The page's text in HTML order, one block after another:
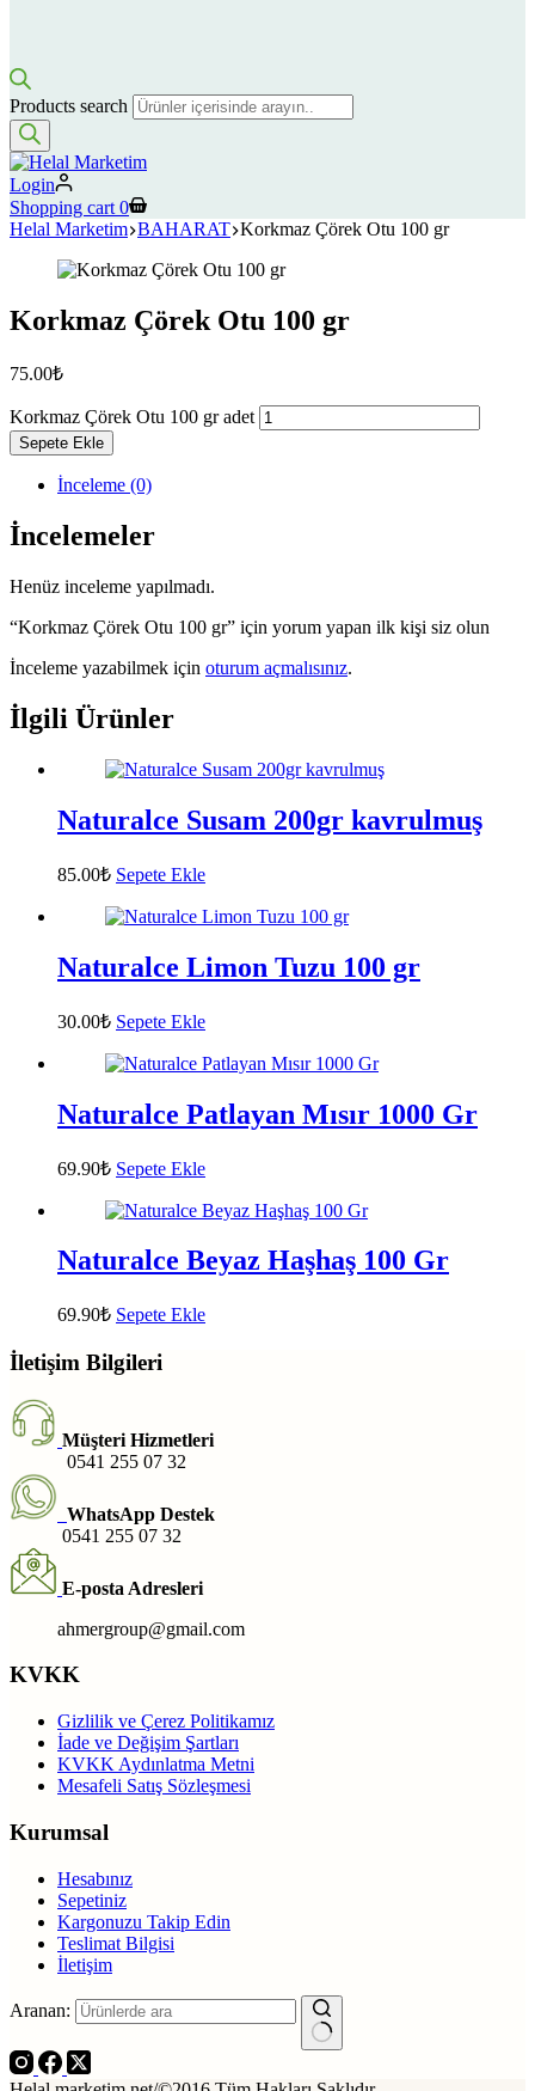
Products search
Login
Shopping cart 0
Helal Marketim BAHARAT Korkmaz Çörek Otu 100 gr
Korkmaz Çörek Otu 100 gr
75.00₺
Korkmaz Çörek Otu 100 gr adet
Sepete Ekle
İnceleme (0)
İncelemeler
Henüz inceleme yapılmadı.
“Korkmaz Çörek Otu 100 gr” için yorum yapan ilk kişi siz olun
İnceleme yazabilmek için oturum açmalısınız.
İlgili Ürünler
Naturalce Susam 200gr kavrulmuş
85.00₺ Sepete Ekle
Naturalce Limon Tuzu 100 gr
30.00₺ Sepete Ekle
Naturalce Patlayan Mısır 1000 Gr
69.90₺ Sepete Ekle
Naturalce Beyaz Haşhaş 100 Gr
69.90₺ Sepete Ekle
İletişim Bilgileri
Müşteri Hizmetleri
0541 255 07 32
WhatsApp Destek
0541 255 07 32
E-posta Adresleri
ahmergroup@gmail.com
KVKK
Gizlilik ve Çerez Politikamız
İade ve Değişim Şartları
KVKK Aydınlatma Metni
Mesafeli Satış Sözleşmesi
Kurumsal
Hesabınız
Sepetiniz
Kargonuzu Takip Edin
Teslimat Bilgisi
İletişim
Aranan: